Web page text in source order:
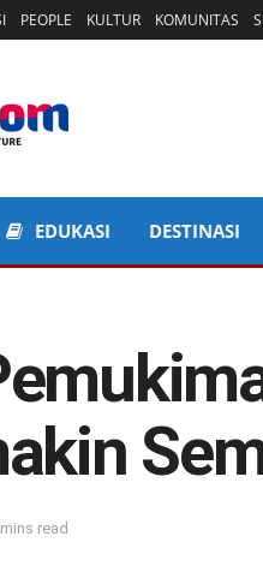
PEOPLE KULTUR KOMUNITAS
EDUKASI DESTINASI
read